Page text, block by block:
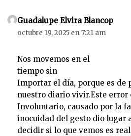
Guadalupe Elvira Blancop
octubre 19, 2025 en 7:21 am
Nos movemos en el
tiempo sin
Importar el día, porque es de
nuestro diario vivir.Este error
Involuntario, causado por la
inocuidad del gesto dio lugar
decidir si lo que vemos es